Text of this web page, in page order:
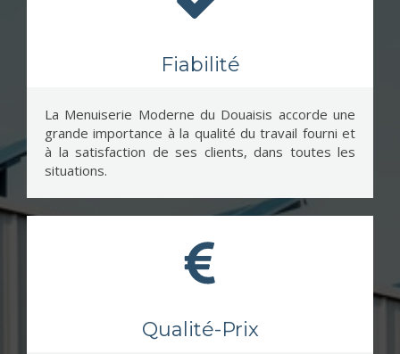
Fiabilité
La Menuiserie Moderne du Douaisis accorde une
grande importance à la qualité du travail fourni et
à la satisfaction de ses clients, dans toutes les
situations.
Qualité-Prix